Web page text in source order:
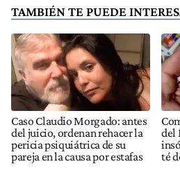
TAMBIÉN TE PUEDE
Caso Claudio Morgado: antes
del juicio, ordenan rehacer la
pericia psiquiátrica de su
pareja en la causa por estafas
del
té